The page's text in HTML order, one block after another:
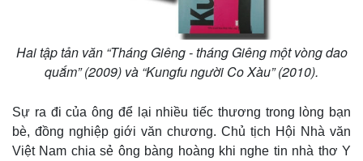
Pháp luật
Tin nóng
Tư vấn luật
Quân sự - Quốc phòng
Việt Nam
Phân tích
Hai tập tản văn “Tháng Giêng - tháng Giêng một vòng dao
quắm” (2009) và “Kungfu người Co Xàu” (2010).
Sự ra đi của ông để lại nhiều tiếc thương trong lòng bạn
bè, đồng nghiệp giới văn chương. Chủ tịch Hội Nhà văn
Việt Nam chia sẻ ông bàng hoàng khi nghe tin nhà thơ Y